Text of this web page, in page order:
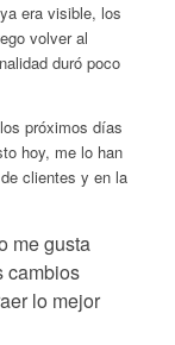
era visible, los
volver al
duró poco
próximos días
hoy, me lo han
clientes y en la
me gusta
cambios
lo mejor